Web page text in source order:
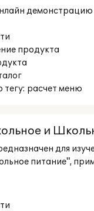
демонстрацию
продукта
тегу: расчет меню
и
для
питание",